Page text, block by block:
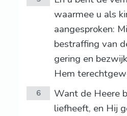
waarmee u als
aangesproken:
bestraffing van
gering en
Hem
6
Want de Heere
liefheeft, en Hij